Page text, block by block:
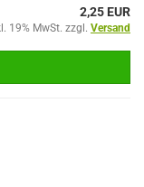
2,25 EUR
19% MwSt. zzgl. Versand